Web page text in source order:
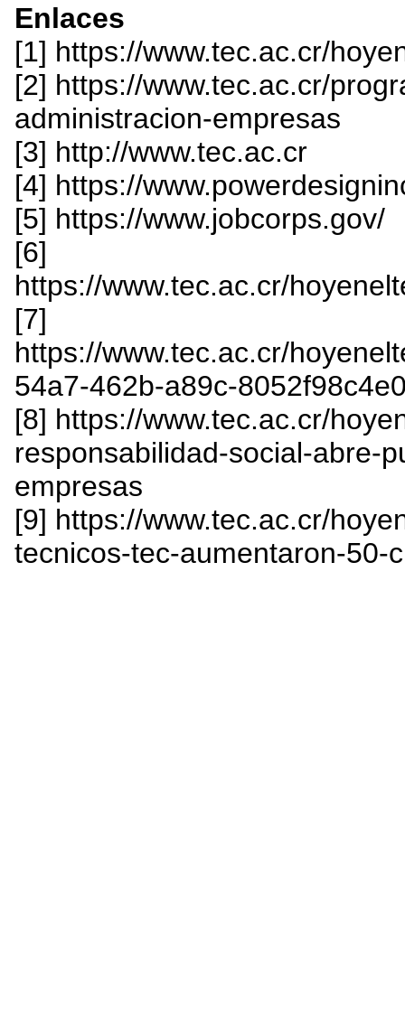
Enlaces
[1] https://www.tec.ac.cr/
[2] https://www.tec.ac.cr/
administracion-empresas
[3] http://www.tec.ac.cr
[4] https://
[5] https://www.jobcorps.gov/
[6]
https://www.tec.ac.cr/
[7]
https://www.tec.ac.cr/
54a7-462b-a89c-
[8] https://www.tec.ac.cr/
responsabilidad-social-abre-
empresas
[9] https://www.tec.ac.cr/
tecnicos-tec-aumentaron-50-